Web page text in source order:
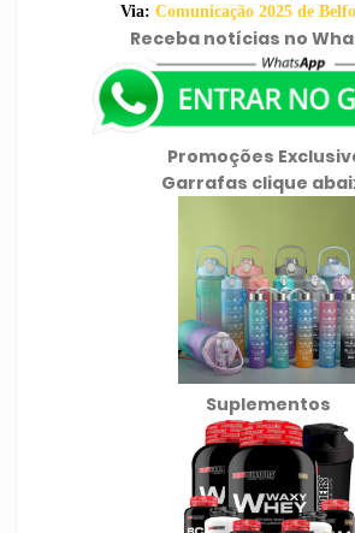
Via: Comunicação 2025 de
Receba notícias no
Promoções
Garrafas clique
Suplementos